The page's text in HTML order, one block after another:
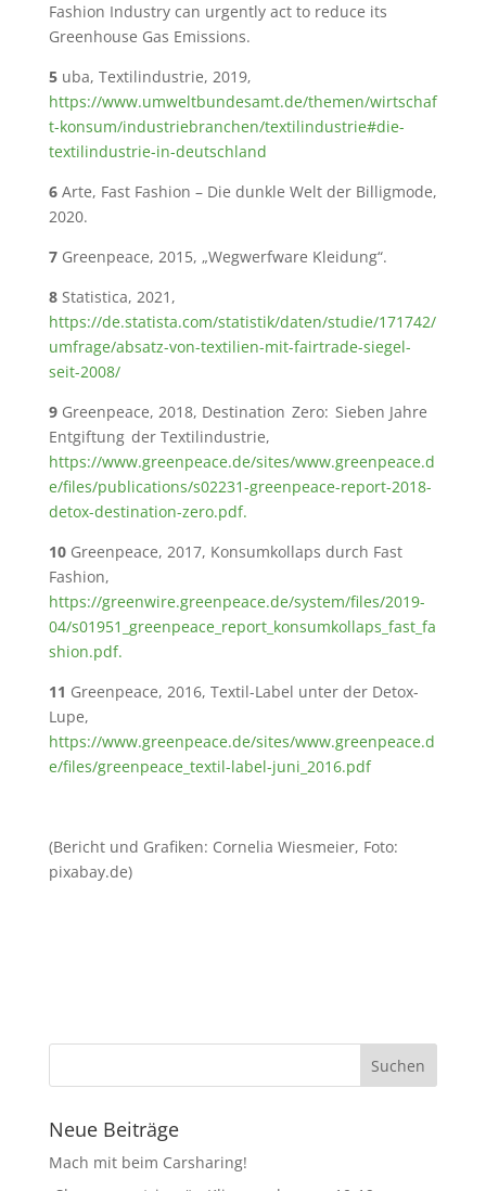
Fashion Industry can urgently act to reduce its
Greenhouse Gas Emissions.
5 uba, Textilindustrie, 2019‚
https://www.umweltbundesamt.de/themen/wirtschaf
t-konsum/industriebranchen/textilindustrie#die-
textilindustrie-in-deutschland
6Arte, Fast Fashion – Die dunkle Welt der Billigmode,
2020.
7Greenpeace, 2015, „Wegwerfware Kleidung“.
8 Statistica, 2021,
https://de.statista.com/statistik/daten/studie/171742/
umfrage/absatz-von-textilien-mit-fairtrade-siegel-
seit-2008/
9Greenpeace, 2018, Destination Zero: Sieben Jahre
Entgiftung der Textilindustrie,
https://www.greenpeace.de/sites/www.greenpeace.d
e/files/publications/s02231-greenpeace-report-2018-
detox-destination-zero.pdf.
10Greenpeace, 2017, Konsumkollaps durch Fast
Fashion,
https://greenwire.greenpeace.de/system/files/2019-
04/s01951_greenpeace_report_konsumkollaps_fast_fa
shion.pdf.
11 Greenpeace, 2016, Textil-Label unter der Detox-
Lupe,
https://www.greenpeace.de/sites/www.greenpeace.d
e/files/greenpeace_textil-label-juni_2016.pdf
(Bericht und Grafiken: Cornelia Wiesmeier, Foto:
pixabay.de)
Neue Beiträge
Mach mit beim Carsharing!